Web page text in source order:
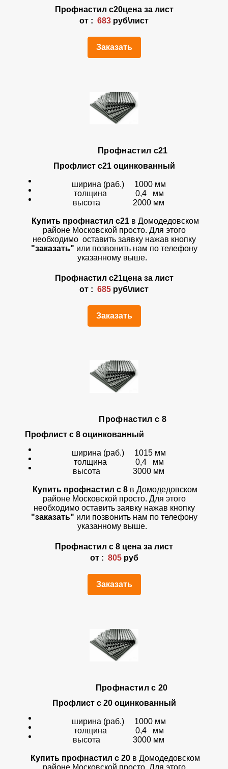
Профнастил с20цена за лист
от : 683 руб\лист
Заказать
Профнастил с21
Профлист с21 оцинкованный
ширина (раб.) 1000 мм
толщина 0,4 мм
высота 2000 мм
Купить профнастил с21в Домодедовском
районе Московской просто. Для этого
необходимо оставить заявку нажав кнопку
"заказать" или позвонить нам по телефону
указанному выше.
Профнастил с21цена за лист
от : 685 руб\лист
Заказать
Профнастил с 8
Профлист с 8 оцинкованный
ширина (раб.) 1015 мм
толщина 0,4 мм
высота 3000 мм
Купить профнастил с 8 в Домодедовском
районе Московской просто. Для этого
необходимо оставить заявку нажав кнопку
"заказать" или позвонить нам по телефону
указанному выше.
Профнастил с 8 цена за лист
от : 805руб
Заказать
Профнастил с 20
Профлист с 20 оцинкованный
ширина (раб.) 1000 мм
толщина 0,4 мм
высота 3000 мм
Купить профнастил с 20в Домодедовском
районе Московской просто. Для этого